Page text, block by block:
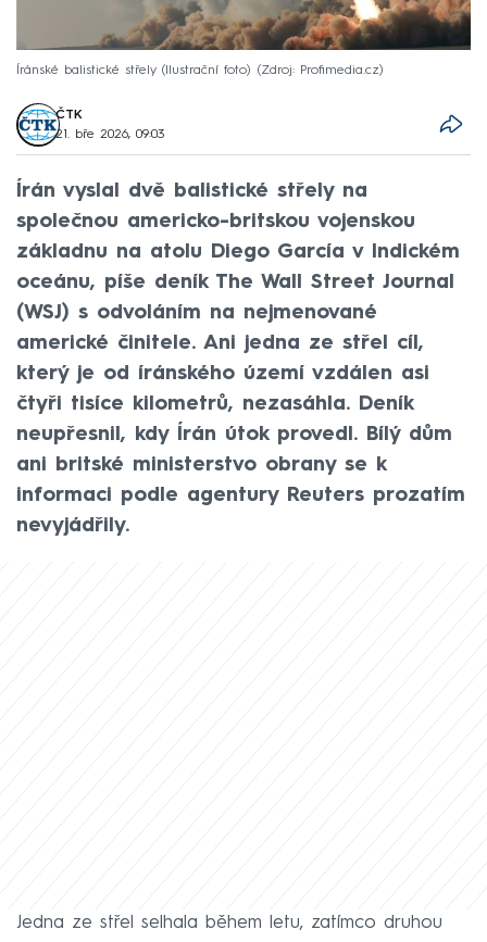
Íránské balistické střely (Ilustrační foto) Zdroj: Profimedia.cz
ČTK
21. bře 2026, 09:03
Írán vyslal dvě balistické střely na
společnou americko-britskou vojenskou
základnu na atolu Diego García v Indickém
oceánu, píše deník The Wall Street Journal
(WSJ) s odvoláním na nejmenované
americké činitele. Ani jedna ze střel cíl,
který je od íránského území vzdálen asi
čtyři tisíce kilometrů, nezasáhla. Deník
neupřesnil, kdy Írán útok provedl. Bílý dům
ani britské ministerstvo obrany se k
informaci podle agentury Reuters prozatím
nevyjádřily.
Jedna ze střel selhala během letu, zatímco druhou